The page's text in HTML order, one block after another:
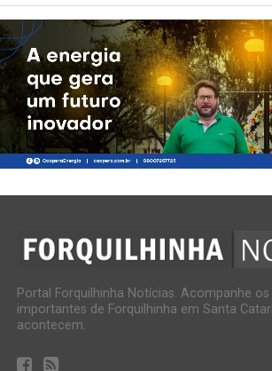
Portal Forquilhinha Notícias. Acompanhe
importantes de Forquilhinha em Santa
acontecem.